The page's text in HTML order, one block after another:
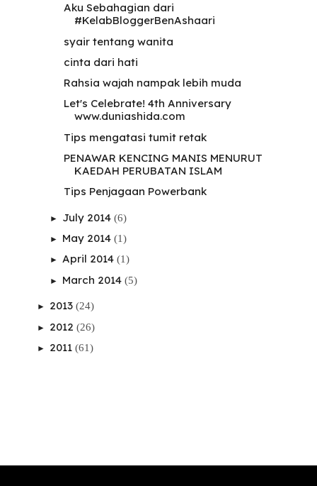
Aku Sebahagian dari
#KelabBloggerBenAshaari
syair tentang wanita
cinta dari hati
Rahsia wajah nampak lebih muda
Let's Celebrate! 4th Anniversary
www.duniashida.com
Tips mengatasi tumit retak
PENAWAR KENCING MANIS MENURUT
KAEDAH PERUBATAN ISLAM
Tips Penjagaan Powerbank
► July 2014 (6)
► May 2014 (1)
► April 2014 (1)
► March 2014 (5)
► 2013 (24)
► 2012 (26)
► 2011 (61)